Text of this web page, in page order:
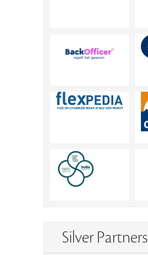
Silver Partners